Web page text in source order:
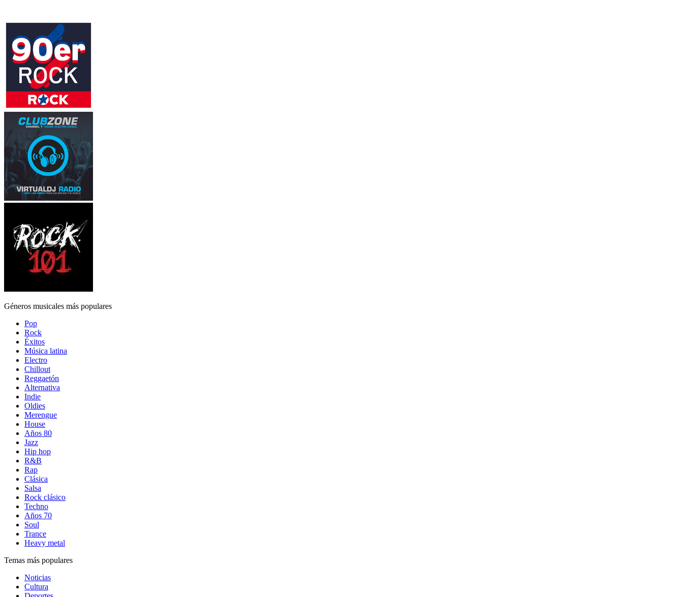
Géneros musicales más populares
Pop
Rock
Éxitos
Música latina
Electro
Chillout
Reggaetón
Alternativa
Indie
Oldies
Merengue
House
Años 80
Jazz
Hip hop
R&B
Rap
Clásica
Salsa
Rock clásico
Techno
Años 70
Soul
Trance
Heavy metal
Temas más populares
Noticias
Cultura